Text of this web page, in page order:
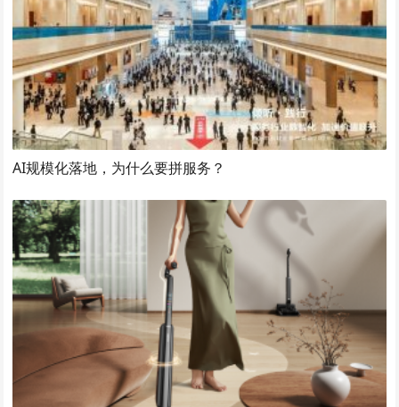
AI规模化落地，为什么要拼服务？